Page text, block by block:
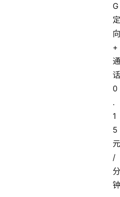
G
定
向
+
通
话
0
.
1
5
元
/
分
钟